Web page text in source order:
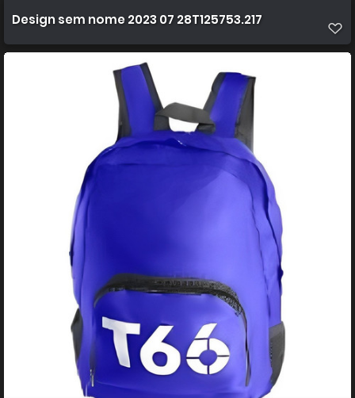
Design sem nome 2023 07 28T125753.217